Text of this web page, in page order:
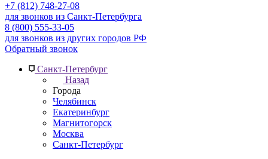
+7 (812) 748-27-08
для звонков из Санкт-Петербурга
8 (800) 555-33-05
для звонков из других городов РФ
Обратный звонок
Санкт-Петербург
Назад
Города
Челябинск
Екатеринбург
Магнитогорск
Москва
Санкт-Петербург